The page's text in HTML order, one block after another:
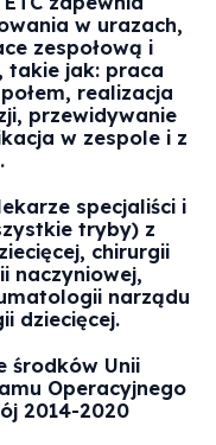
w urazach,
zespołową i
takie jak: praca
realizacja
przewidywanie
w zespole i z
specjaliści i
tryby) z
chirurgii
naczyniowej,
narządu
dziecięcej.
środków Unii
Operacyjnego
2014-2020